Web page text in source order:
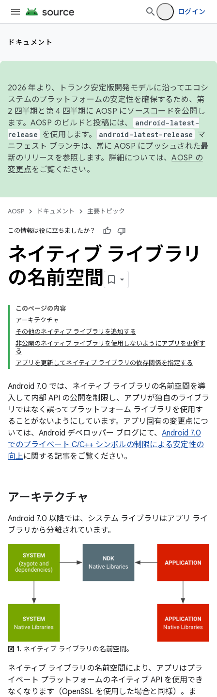
ログイン
ドキュメント
2026 年より、トランク安定版開発モデルに沿ってエコシ
ステムのプラットフォームの安定性を確保するため、第
2 四半期と第 4 四半期に AOSP にソースコードを公開し
ます。AOSP のビルドと投稿には、
android-latest-
release
を使用します。 android-latest-release
マ
ニフェスト ブランチは、常に AOSP にプッシュされた最
新のリリースを参照します。詳細については、AOSP の
変更点をご覧ください。
AOSP ドキュメント 主要トピック
この情報は役に立ちましたか？
ネイティブ ライブラリ
の名前空間
このページの内容
アーキテクチャ
その他のネイティブ ライブラリを追加する
非公開のネイティブ ライブラリを使用しないようにアプリを更新す
る
アプリを更新してネイティブ ライブラリの依存関係を指定する
Android 7.0 では、ネイティブ ライブラリの名前空間を導
入して内部 API の公開を制限し、アプリが独自のライブラ
リではなく誤ってプラットフォーム ライブラリを使用す
ることがないようにしています。アプリ固有の変更点につ
いては、Android デベロッパー ブログにて、 Android 7.0
でのプライベート C/C++ シンボルの制限による安定性の
向上に関する記事をご覧ください。
アーキテクチャ
Android 7.0 以降では、システム ライブラリはアプリ ライ
ブラリから分離されています。
図 1. ネイティブ ライブラリの名前空間。
ネイティブ ライブラリの名前空間により、アプリはプラ
イベート プラットフォームのネイティブ API を使用でき
なくなります（OpenSSL を使用した場合と同様）。ま